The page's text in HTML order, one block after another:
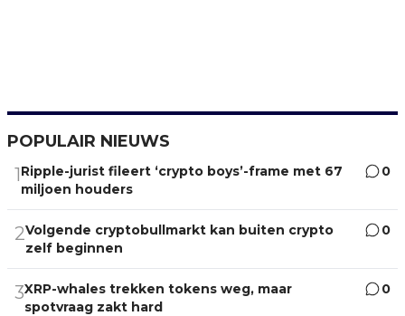
POPULAIR NIEUWS
1Ripple-jurist fileert ‘crypto boys’-frame met 67
miljoen houders
0
2Volgende cryptobullmarkt kan buiten crypto
zelf beginnen
0
3XRP-whales trekken tokens weg, maar
spotvraag zakt hard
0